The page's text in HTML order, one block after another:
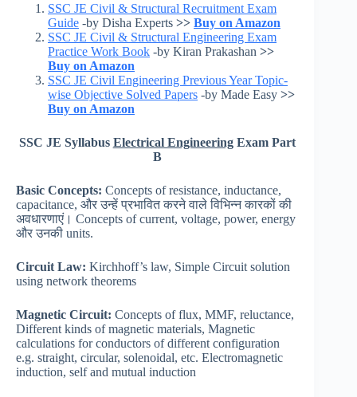
SSC JE Civil & Structural Recruitment Exam
Guide -by Disha Experts >> Buy on Amazon
SSC JE Civil & Structural Engineering Exam
Practice Work Book -by Kiran Prakashan >>
Buy on Amazon
SSC JE Civil Engineering Previous Year Topic-
wise Objective Solved Papers -by Made Easy >>
Buy on Amazon
SSC JE Syllabus Electrical EngineeringExam Part
B
Basic Concepts: Concepts of resistance, inductance,
capacitance, और उन्हें प्रभावित करने वाले विभिन्न कारकों की
अवधारणाएं। Concepts of current, voltage, power, energy
और उनकी units.
Circuit Law: Kirchhoff’s law, Simple Circuit solution
using network theorems
Magnetic Circuit: Concepts of flux, MMF, reluctance,
Different kinds of magnetic materials, Magnetic
calculations for conductors of different configuration
e.g. straight, circular, solenoidal, etc. Electromagnetic
induction, self and mutual induction